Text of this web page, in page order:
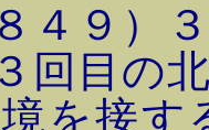
４９）
回目の
を接す